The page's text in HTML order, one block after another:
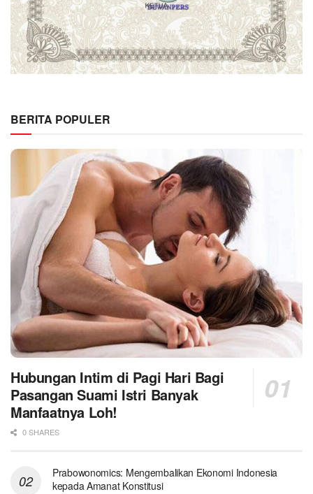
BERITA POPULER
Hubungan Intim di Pagi Hari Bagi
Pasangan Suami Istri Banyak
Manfaatnya Loh!
0 SHARES
Prabowonomics: Mengembalikan Ekonomi Indonesia
kepada Amanat Konstitusi